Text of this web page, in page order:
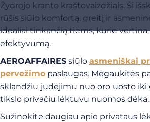
Žydrojo kranto kraštovaizdžiais. Ši
rūšis siūlo komfortą, greitį ir
idealiai tinkančią tiems, kurie vertina
efektyvumą.
AEROAFFAIRES siūlo asmeniškai
pervežimo paslaugas. Mėgaukitės
sklandžiu judėjimu nuo oro uosto
tikslo privačiu lėktuvu nuomos dėka.
Sužinokite daugiau apie privataus